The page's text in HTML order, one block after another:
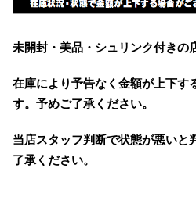
未開封・美品・シュリンク付きの
在庫により予告なく金額が上下す
す。予めご了承ください。
当店スタッフ判断で状態が悪い
了承ください。